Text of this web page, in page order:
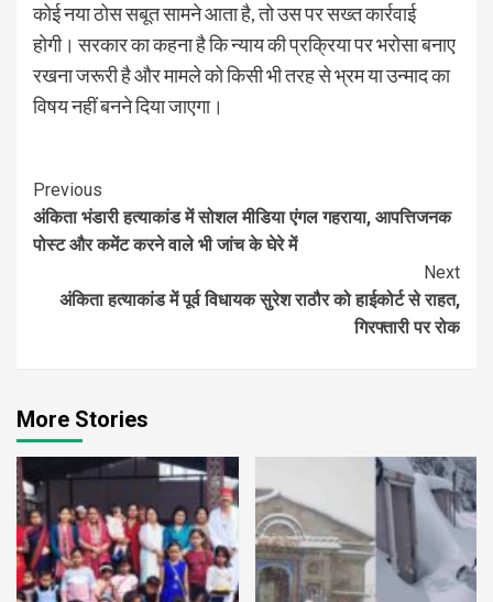
कोई नया ठोस सबूत सामने आता है, तो उस पर सख्त कार्रवाई
होगी। सरकार का कहना है कि न्याय की प्रक्रिया पर भरोसा बनाए
रखना जरूरी है और मामले को किसी भी तरह से भ्रम या उन्माद का
विषय नहीं बनने दिया जाएगा।
Continue
Reading
Previous
अंकिता भंडारी हत्याकांड में सोशल मीडिया एंगल गहराया, आपत्तिजनक
पोस्ट और कमेंट करने वाले भी जांच के घेरे में
Next
अंकिता हत्याकांड में पूर्व विधायक सुरेश राठौर को हाईकोर्ट से राहत,
गिरफ्तारी पर रोक
More Stories